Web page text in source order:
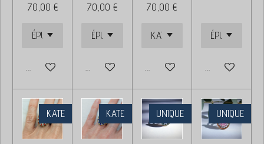
70,00 €
Ajouter au panier
70,00 €
Ajouter au panier
70,00 €
Ajouter au panier Ajouter au
KATE KATE UNIQUE UNIQUE